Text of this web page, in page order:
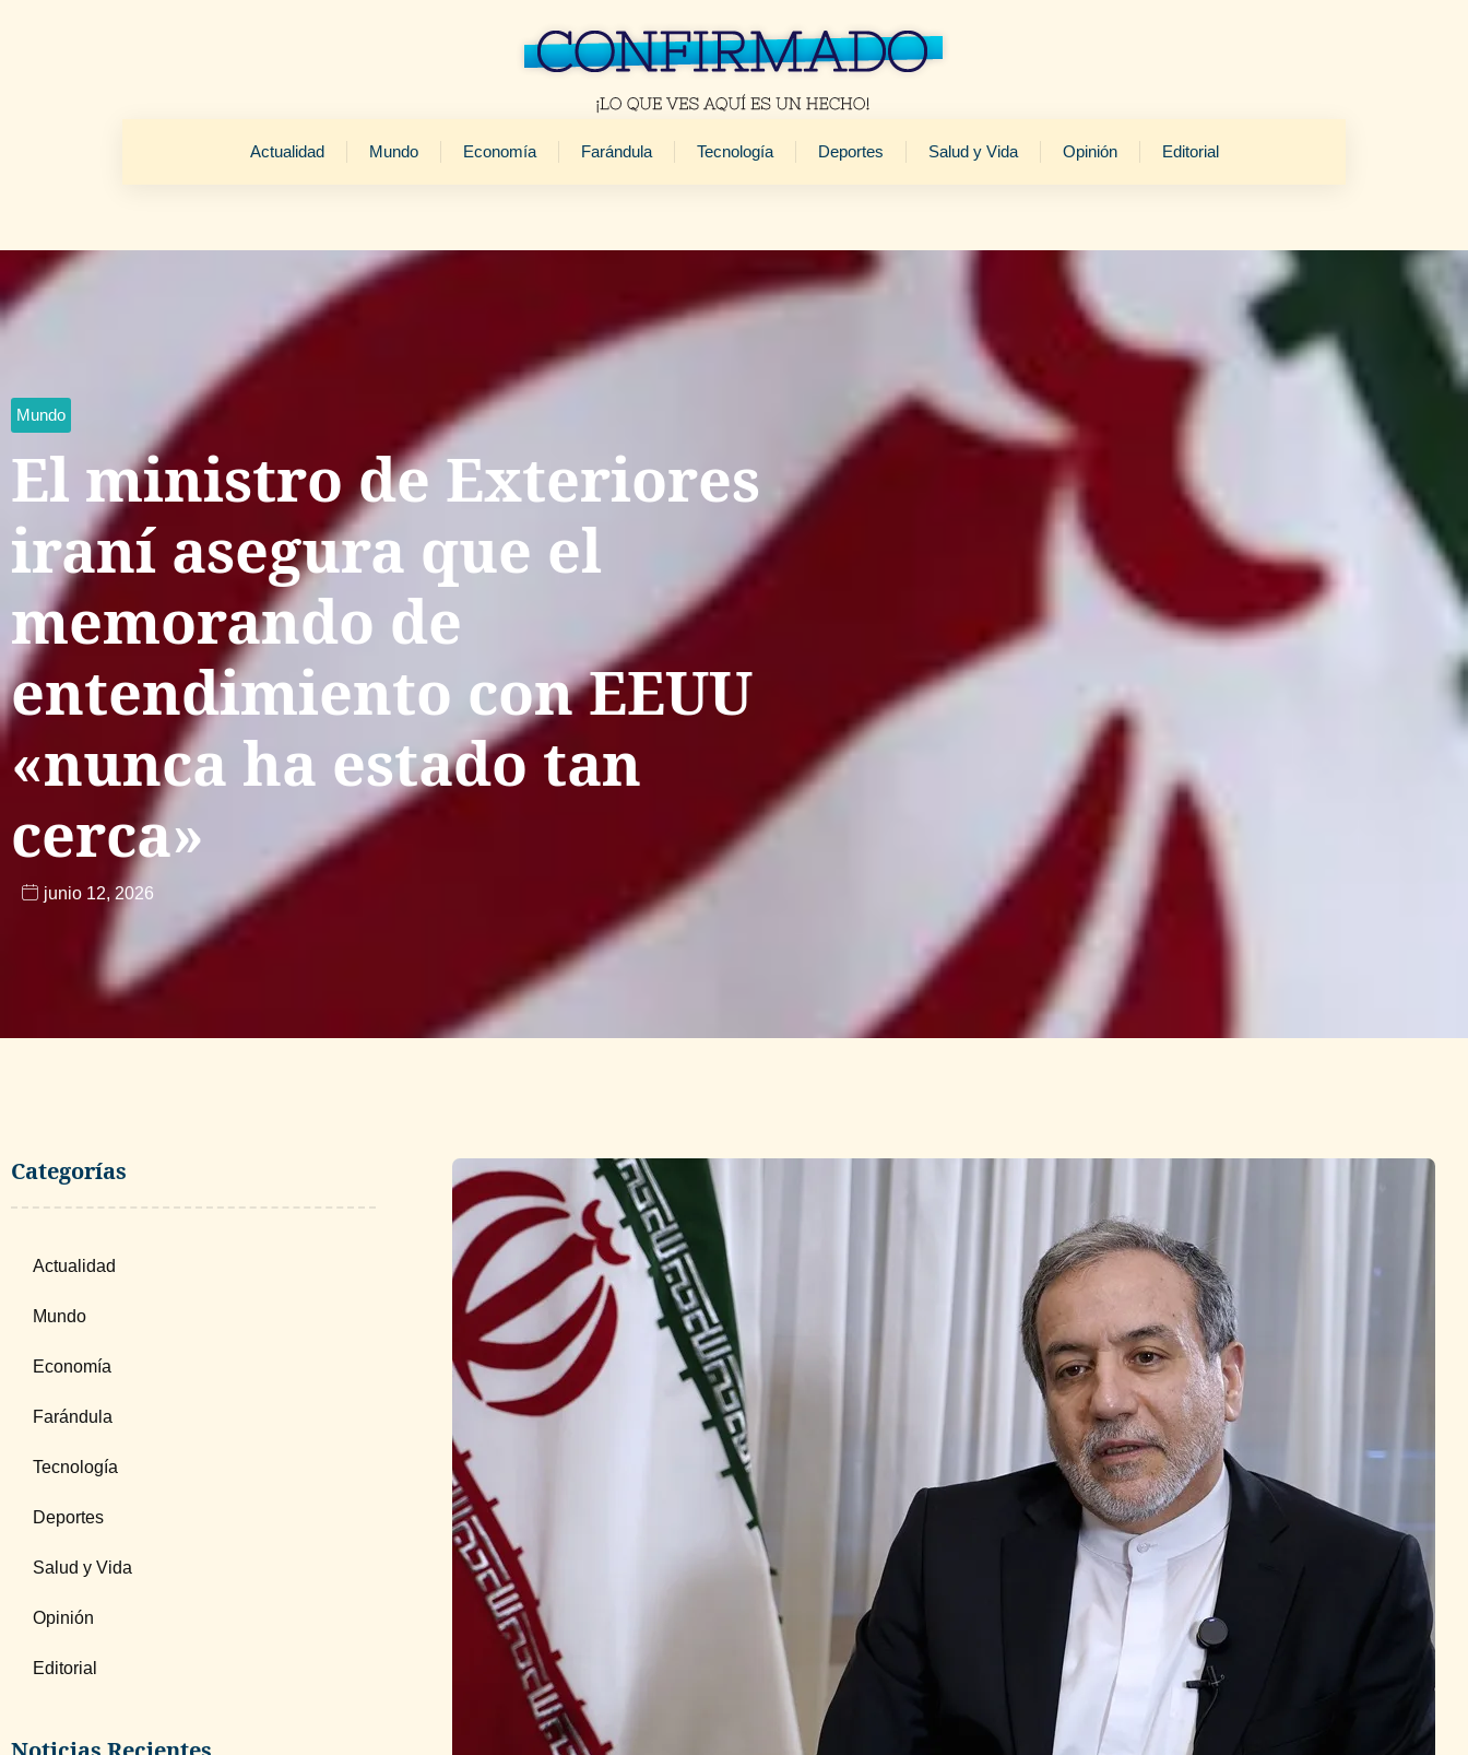
Actualidad Mundo Economía Farándula Tecnología Deportes Salud y Vida Opinión Editorial
Mundo
El ministro de Exteriores
iraní asegura que el
memorando de
entendimiento con EEUU
«nunca ha estado tan
cerca»
junio 12, 2026
Categorías
Actualidad
Mundo
Economía
Farándula
Tecnología
Deportes
Salud y Vida
Opinión
Editorial